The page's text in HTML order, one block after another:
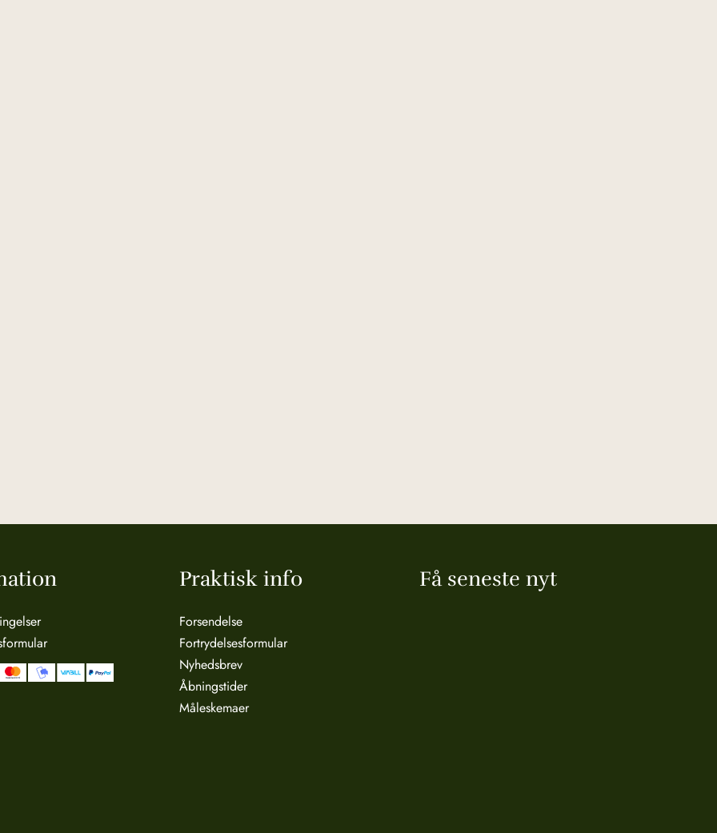
Praktisk info
Forsendelse
Fortrydelsesformular
Nyhedsbrev
Åbningstider
Måleskemaer
Få seneste nyt